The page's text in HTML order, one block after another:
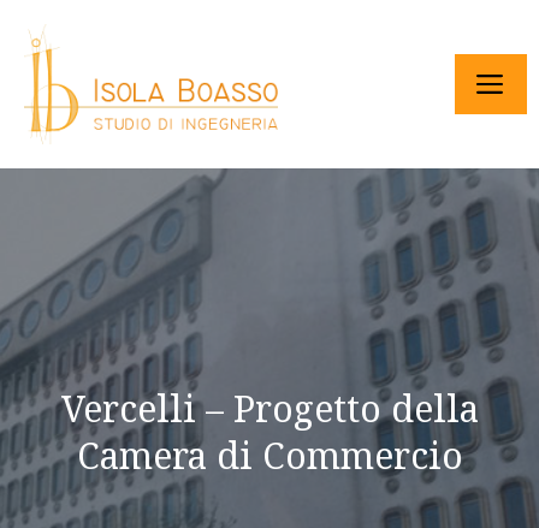
Vercelli – Progetto della
Camera di Commercio